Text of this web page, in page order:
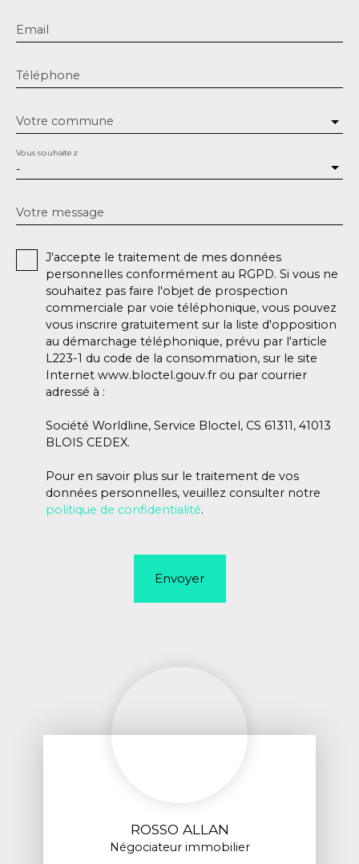
Email
Téléphone
Votre commune
-
Vous souhaitez
Votre message
J'accepte le traitement de mes données
personnelles conformément au RGPD. Si vous ne
souhaitez pas faire l'objet de prospection
commerciale par voie téléphonique, vous pouvez
vous inscrire gratuitement sur la liste d'opposition
au démarchage téléphonique, prévu par l'article
L223-1 du code de la consommation, sur le site
Internet www.bloctel.gouv.fr ou par courrier
adressé à :
Société Worldline, Service Bloctel, CS 61311, 41013
BLOIS CEDEX.
Pour en savoir plus sur le traitement de vos
données personnelles, veuillez consulter notre
politique de confidentialité.
Envoyer
ROSSO ALLAN
Négociateur immobilier